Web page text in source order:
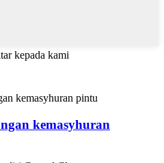
kepada kami
kemasyhuran